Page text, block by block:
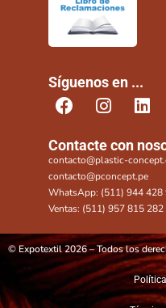
Síguenos en ...
Contacte con
contacto@plastic-
contacto@pconcept.pe
WhatsApp: (511) 944 428
Ventas: (511) 957 815 282
© Expotextil 2026 – Todos los